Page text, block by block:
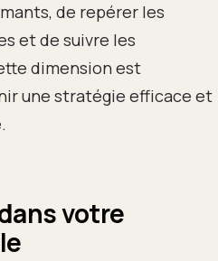
de repérer les
et de suivre les
dimension est
une stratégie efficace et
votre